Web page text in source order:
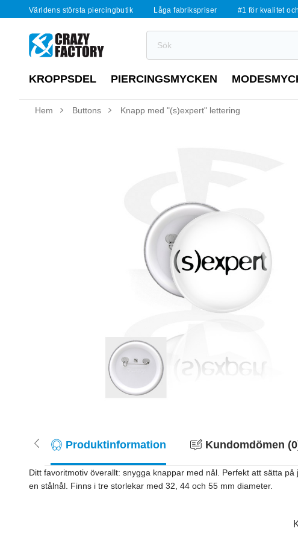
Världens största piercingbutik Låga fabrikspriser #1 för kvalitet
KROPPSDEL PIERCINGSMYCKEN
Hem Buttons Knapp med "(s)expert" lettering
Produktinformation Kundomdömen
Ditt favoritmotiv överallt: snygga knappar med nål. Perfekt att sätta
en stålnål. Finns i tre storlekar med 32, 44 och 55 mm diameter.